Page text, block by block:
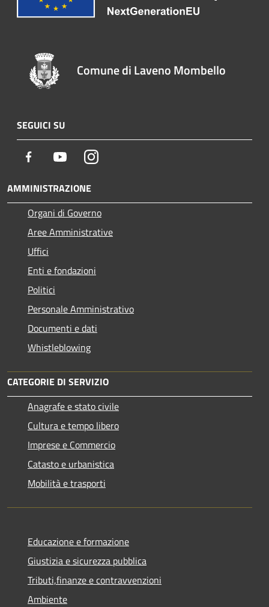
Comune di Laveno Mombello
SEGUICI SU
Facebook YoutubeInstagram
AMMINISTRAZIONE
Organi di Governo
Aree Amministrative
Uffici
Enti e fondazioni
Politici
Personale Amministrativo
Documenti e dati
Whistleblowing
CATEGORIE DI SERVIZIO
Anagrafe e stato civile
Cultura e tempo libero
Imprese e Commercio
Catasto e urbanistica
Mobilità e trasporti
Educazione e formazione
Giustizia e sicurezza pubblica
Tributi,finanze e contravvenzioni
Ambiente